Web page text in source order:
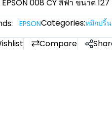
008 CY สีฟ้า ขนาด
EPSONCategories:หมึกปริ้
Compare